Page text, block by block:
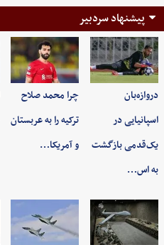
پیشنهاد سردبیر
دروازه‌بان
اسپانیایی در
یک‌قدمی بازگشت
به اس…
چرا محمد صلاح
ترکیه را به عربستان
و آمریکا…